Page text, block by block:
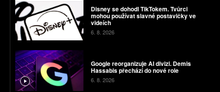
Disney se dohodl TikTokem. Tvůrci
mohou používat slavné postavičky ve
videích
6. 8. 2026
Google reorganizuje AI divizi. Demis
Hassabis přechází do nové role
6. 8. 2026